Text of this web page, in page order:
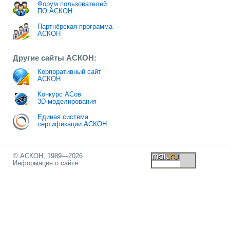
Форум пользователей
ПО АСКОН
Партнёрская программа
АСКОН
Другие сайты АСКОН:
Корпоративный сайт
АСКОН
Конкурс АСов
3D-моделирования
Единая система
сертификации АСКОН
© АСКОН, 1989—2026.
Информация о сайте